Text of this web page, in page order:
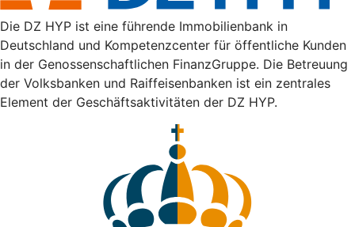
Die DZ HYP ist eine führende Immobilienbank in
Deutschland und Kompetenzcenter für öffentliche Kunden
in der Genossenschaftlichen FinanzGruppe. Die Betreuung
der Volksbanken und Raiffeisenbanken ist ein zentrales
Element der Geschäftsaktivitäten der DZ HYP.